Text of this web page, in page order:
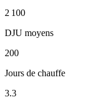
2 100
DJU moyens
200
Jours de chauffe
3.3